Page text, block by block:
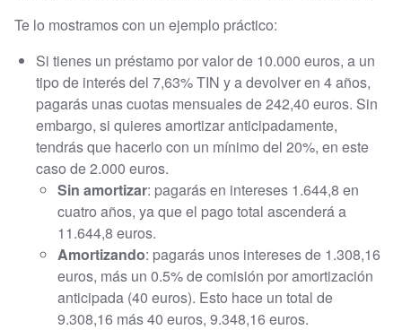
Te lo mostramos con un ejemplo práctico:
Si tienes un préstamo por valor de 10.000 euros, a un
tipo de interés del 7,63% TIN y a devolver en 4 años,
pagarás unas cuotas mensuales de 242,40 euros. Sin
embargo, si quieres amortizar anticipadamente,
tendrás que hacerlo con un mínimo del 20%, en este
caso de 2.000 euros.
Sin amortizar: pagarás en intereses 1.644,8 en
cuatro años, ya que el pago total ascenderá a
11.644,8 euros.
Amortizando: pagarás unos intereses de 1.308,16
euros, más un 0.5% de comisión por amortización
anticipada (40 euros). Esto hace un total de
9.308,16 más 40 euros, 9.348,16 euros.